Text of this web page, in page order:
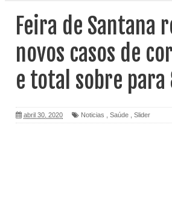
Feira de Santana
novos casos de
e total sobre para
abril 30, 2020 Noticias Saúde Slider